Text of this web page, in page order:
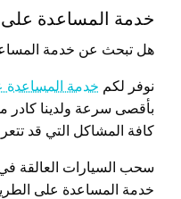
خدمة المساعدة
هل تبحث عن خدمة
نوفر لكم خدمة المساعدة
بأقصى سرعة ولدينا كادر
كافة المشاكل التي قد
سحب السيارات العالقة
خدمة المساعدة على